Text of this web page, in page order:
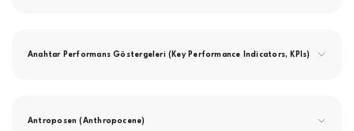
Anahtar Performans Göstergeleri (Key Performance Indicators, KPIs)
Antroposen (Anthropocene)